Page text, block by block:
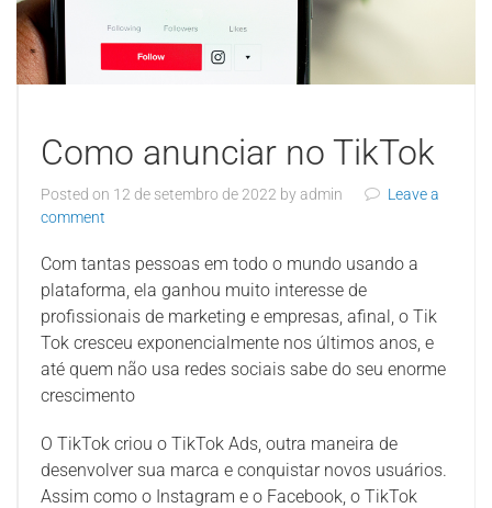
Como anunciar no TikTok
Posted on 12 de setembro de 2022 byadmin
Leave a
comment
Com tantas pessoas em todo o mundo usando a
plataforma, ela ganhou muito interesse de
profissionais de marketing e empresas, afinal, o Tik
Tok cresceu exponencialmente nos últimos anos, e
até quem não usa redes sociais sabe do seu enorme
crescimento
O TikTok criou o TikTok Ads, outra maneira de
desenvolver sua marca e conquistar novos usuários.
Assim como o Instagram e o Facebook, o TikTok